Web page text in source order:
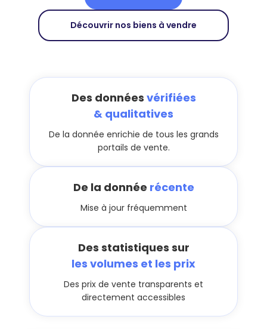
Découvrir nos biens à vendre
Des données vérifiées
& qualitatives
De la donnée enrichie de tous les grands
portails de vente.
De la donnée récente
Mise à jour fréquemment
Des statistiques sur
les volumes et les prix
Des prix de vente transparents et
directement accessibles